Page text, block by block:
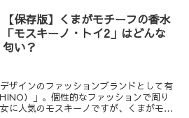
【保存版】くまがモチーフの香水
「モスキーノ・トイ2」はどんな
匂い？
ザインのファッションブランドとして有
）」。個性的なファッションで周り
に人気のモスキーノですが、くまがモチ